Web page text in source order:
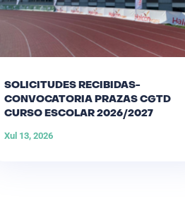
SOLICITUDES RECIBIDAS-
CONVOCATORIA PRAZAS CGTD
CURSO ESCOLAR 2026/2027
Xul 13, 2026